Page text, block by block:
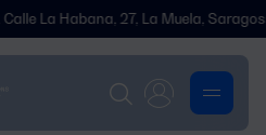
Habana, 27, La Muela, Saragosse.